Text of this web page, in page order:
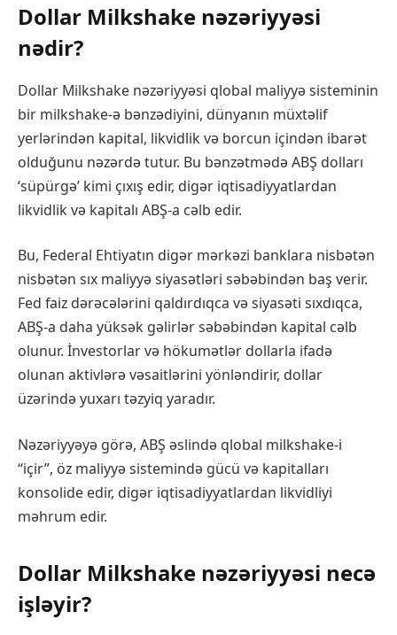
Dollar Milkshake nəzəriyyəsi
nədir?
Dollar Milkshake nəzəriyyəsi qlobal maliyyə sisteminin
bir milkshake-ə bənzədiyini, dünyanın müxtəlif
yerlərindən kapital, likvidlik və borcun içindən ibarət
olduğunu nəzərdə tutur. Bu bənzətmədə ABŞ dolları
‘süpürgə’ kimi çıxış edir, digər iqtisadiyyatlardan
likvidlik və kapitalı ABŞ-a cəlb edir.
Bu, Federal Ehtiyatın digər mərkəzi banklara nisbətən
nisbətən sıx maliyyə siyasətləri səbəbindən baş verir.
Fed faiz dərəcələrini qaldırdıqca və siyasəti sıxdıqca,
ABŞ-a daha yüksək gəlirlər səbəbindən kapital cəlb
olunur. İnvestorlar və hökumətlər dollarla ifadə
olunan aktivlərə vəsaitlərini yönləndirir, dollar
üzərində yuxarı təzyiq yaradır.
Nəzəriyyəyə görə, ABŞ əslində qlobal milkshake-i
“içir”, öz maliyyə sistemində gücü və kapitalları
konsolide edir, digər iqtisadiyyatlardan likvidliyi
məhrum edir.
Dollar Milkshake nəzəriyyəsi necə
işləyir?